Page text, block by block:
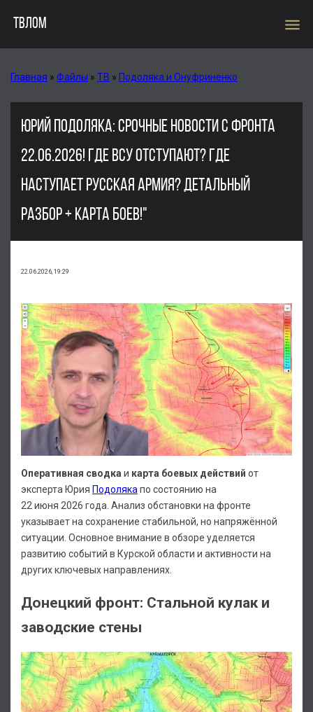
ТВЛОМ menu
Главная » Файлы » ТВ » Подоляка и Онуфриненко
ЮРИЙ ПОДОЛЯКА: СРОЧНЫЕ НОВОСТИ С ФРОНТА
22.06.2026! ГДЕ ВСУ ОТСТУПАЮТ? ГДЕ
НАСТУПАЕТ РУССКАЯ АРМИЯ? ДЕТАЛЬНЫЙ
РАЗБОР + КАРТА БОЕВ!"
22.06.2026, 19:29
Оперативная сводка и карта боевых действий от
эксперта Юрия Подолякапо состоянию на
22 июня 2026 года. Анализ обстановки на фронте
указывает на сохранение стабильной, но напряжённой
ситуации. Основное внимание в обзоре уделяется
развитию событий в Курской области и активности на
других ключевых направлениях.
Донецкий фронт: Стальной кулак и
заводские стены